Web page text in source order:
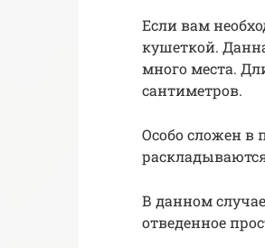
Если вам
кушеткой.
много места.
сантиметров.
Особо сложен в
В данном
отведенное